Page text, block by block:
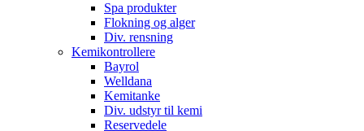
Spa produkter
Flokning og alger
Div. rensning
Kemikontrollere
Bayrol
Welldana
Kemitanke
Div. udstyr til kemi
Reservedele